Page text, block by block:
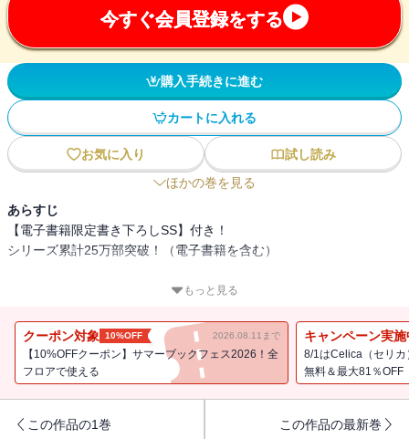
今すぐ会員登録をする
購入手続きに進む
カートに入れる
お気に入り
試し読み
ほかの巻を見る
あらすじ
【電子書籍限定書き下ろしSS】付き！
シリーズ累計25万部突破！（電子書籍を含む）
「かわいい奥さんの我が儘は、オレが全部叶えてあげる」
い！？
新婚編開幕！ 無垢な王女と腹黒アサシンの年の差・偏愛ファンタ
ジー第８弾！
アクリルスタンド同時発売！
もっと見る
クーポン対象 10%OFF 2026.08.11まで
【10%OFFクーポン】サマーブックフェス2026！全
フロアで使える
キャンペーン実施
8/1はCelica（セリ
無料＆最大81％OFF
この作品の1巻 この作品の最新巻